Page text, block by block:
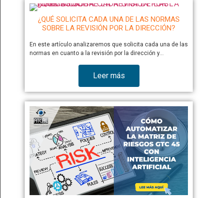
¿QUÉ SOLICITA CADA UNA DE LAS NORMAS
SOBRE LA REVISIÓN POR LA DIRECCIÓN?
En este artículo analizaremos que solicita cada una de las
normas en cuanto a la revisión por la dirección y…
Leer más